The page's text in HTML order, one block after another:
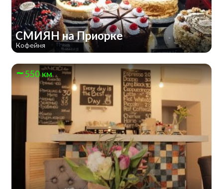
СМИЯН на Приорке
Кофейня
550 км